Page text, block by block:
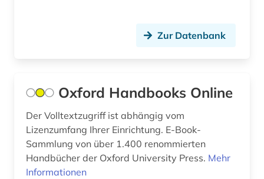
bayerische motoren-werke (1)
bayerische staatsbibliothek (1)
bayern (12)
Serbien (3)
Slowenien (4)
Spanien (12)
Zur Datenbank
Oxford Handbooks Online
Der Volltextzugriff ist abhängig vom
Lizenzumfang Ihrer Einrichtung. E-Book-
Sammlung von über 1.400 renommierten
Handbücher der Oxford University Press. Mehr
Informationen